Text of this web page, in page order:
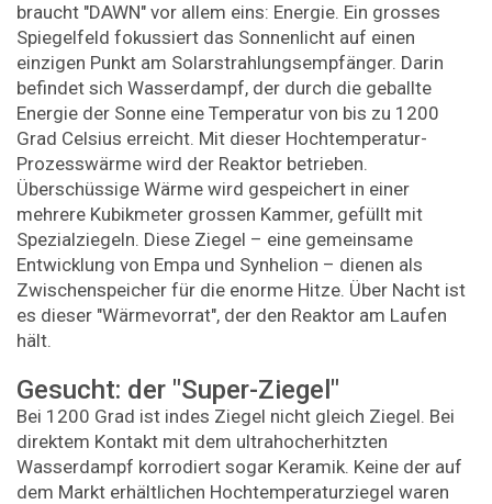
braucht "DAWN" vor allem eins: Energie. Ein grosses
Spiegelfeld fokussiert das Sonnenlicht auf einen
einzigen Punkt am Solarstrahlungsempfänger. Darin
befindet sich Wasserdampf, der durch die geballte
Energie der Sonne eine Temperatur von bis zu 1200
Grad Celsius erreicht. Mit dieser Hochtemperatur-
Prozesswärme wird der Reaktor betrieben.
Überschüssige Wärme wird gespeichert in einer
mehrere Kubikmeter grossen Kammer, gefüllt mit
Spezialziegeln. Diese Ziegel – eine gemeinsame
Entwicklung von Empa und Synhelion – dienen als
Zwischenspeicher für die enorme Hitze. Über Nacht ist
es dieser "Wärmevorrat", der den Reaktor am Laufen
hält.
Gesucht: der "Super-Ziegel"
Bei 1200 Grad ist indes Ziegel nicht gleich Ziegel. Bei
direktem Kontakt mit dem ultrahocherhitzten
Wasserdampf korrodiert sogar Keramik. Keine der auf
dem Markt erhältlichen Hochtemperaturziegel waren